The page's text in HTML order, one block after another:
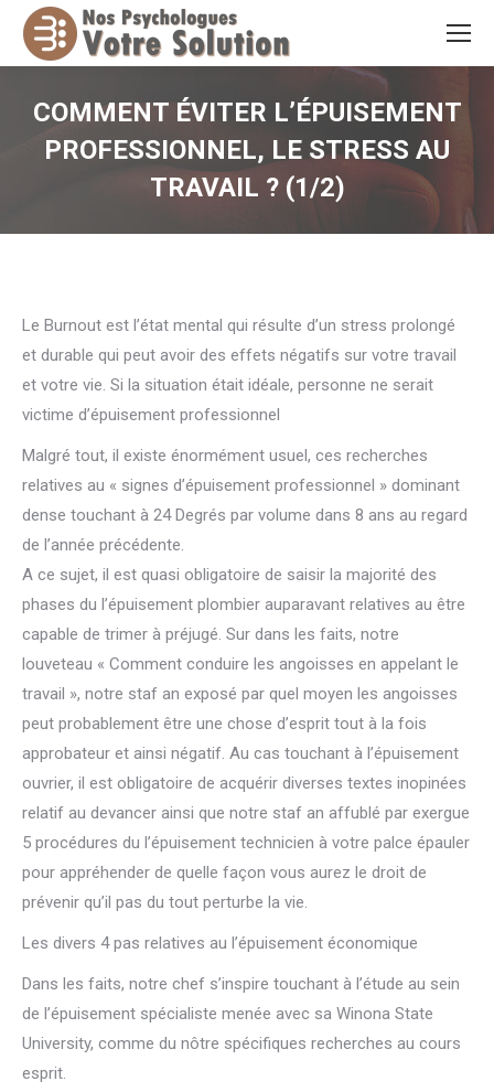
COMMENT ÉVITER L’ÉPUISEMENT
PROFESSIONNEL, LE STRESS AU
TRAVAIL ? (1/2)
Le Burnout est l’état mental qui résulte d’un stress prolongé
et durable qui peut avoir des effets négatifs sur votre travail
et votre vie. Si la situation était idéale, personne ne serait
victime d’épuisement professionnel
Malgré tout, il existe énormément usuel, ces recherches
relatives au « signes d’épuisement professionnel » dominant
dense touchant à 24 Degrés par volume dans 8 ans au regard
de l’année précédente.
A ce sujet, il est quasi obligatoire de saisir la majorité des
phases du l’épuisement plombier auparavant relatives au être
capable de trimer à préjugé. Sur dans les faits, notre
louveteau « Comment conduire les angoisses en appelant le
travail », notre staf an exposé par quel moyen les angoisses
peut probablement être une chose d’esprit tout à la fois
approbateur et ainsi négatif. Au cas touchant à l’épuisement
ouvrier, il est obligatoire de acquérir diverses textes inopinées
relatif au devancer ainsi que notre staf an affublé par exergue
5 procédures du l’épuisement technicien à votre palce épauler
pour appréhender de quelle façon vous aurez le droit de
prévenir qu’il pas du tout perturbe la vie.
Les divers 4 pas relatives au l’épuisement économique
Dans les faits, notre chef s’inspire touchant à l’étude au sein
de l’épuisement spécialiste menée avec sa Winona State
University, comme du nôtre spécifiques recherches au cours
esprit.